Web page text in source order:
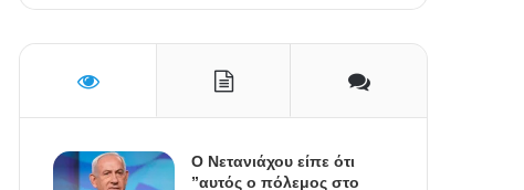
Ο Νετανιάχου είπε ότι
”αυτός ο πόλεμος στο